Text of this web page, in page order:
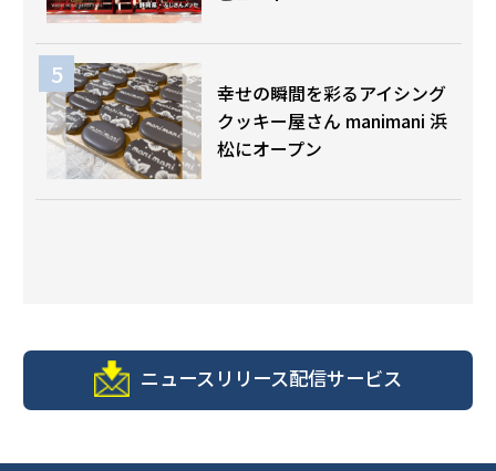
幸せの瞬間を彩るアイシング
クッキー屋さん manimani 浜
松にオープン
ニュースリリース配信サービス